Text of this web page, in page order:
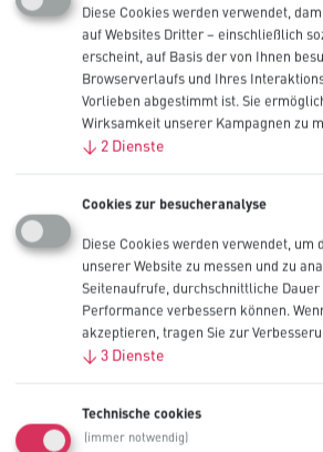
Ausgaben
Menge
Ausgaben
Battery Type
AA
AAA
Lithium Coin
CR123
Alle auswählen
Diese Cookies werden verwendet,
auf Websites Dritter – einschließlich
erscheint, auf Basis der von Ihnen
Browserverlaufs und Ihres
Vorlieben abgestimmt ist. Sie
Wirksamkeit unserer Kampagnen zu
↓ 2 Dienste
Cookies zur besucheranalyse
Diese Cookies werden verwendet, um
unserer Website zu messen und zu
Seitenaufrufe, durchschnittliche Dauer
Performance verbessern können.
akzeptieren, tragen Sie zur
↓ 3 Dienste
Technische cookies
(immer notwendig)